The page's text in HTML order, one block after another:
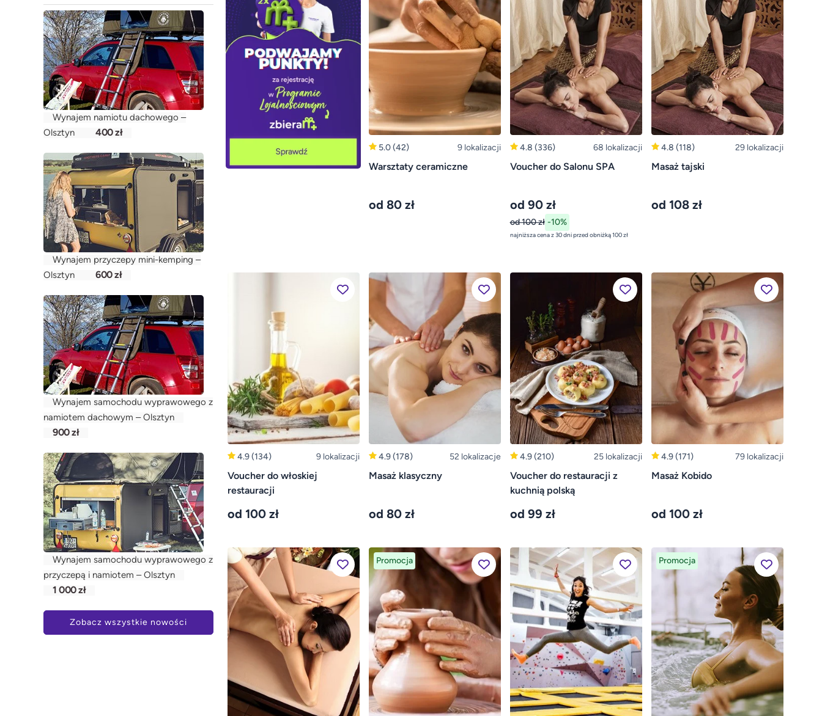
Wynajem namiotu dachowego –
Olsztyn
400 zł
Wynajem przyczepy mini-kemping –
Olsztyn
600 zł
Wynajem samochodu wyprawowego z
namiotem dachowym – Olsztyn
900 zł
Wynajem samochodu wyprawowego z
przyczepą i namiotem – Olsztyn
1 000 zł
Zobacz wszystkie nowości
5.0(42) 9 lokalizacji
Warsztaty ceramiczne
od 80 zł
4.8 (336) 68 lokalizacji
Voucher do Salonu SPA
od 90 zł
od 100 zł -10%
najniższa cena z 30 dni przed obniżką 100 zł
4.8 (118) 29 lokalizacji
Masaż tajski
od 108 zł
4.9(134) 9 lokalizacji
Voucher do włoskiej
restauracji
od 100 zł
4.9(178) 52 lokalizacje
Masaż klasyczny
od 80 zł
4.9(210) 25 lokalizacji
Voucher do restauracji z
kuchnią polską
od 99 zł
4.9(171) 79 lokalizacji
Masaż Kobido
od 100 zł
Promocja Promocja